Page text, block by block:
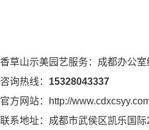
香草山示美园艺服务：成都办公
咨询热线： 15328043337
官方网站：http://
联系地址：成都市武侯区凯乐国际